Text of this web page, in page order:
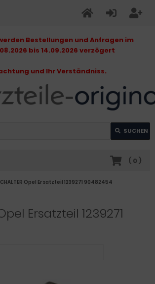
Bestellungen und Anfragen im
bis 14.09.2026 verzögert
und Ihr Verständniss.
SUCHEN
( 0 )
Opel Ersatzteil 1239271 90482454
Ersatzteil 1239271